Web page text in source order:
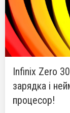
Infinix Zero
зарядка і
процесор!